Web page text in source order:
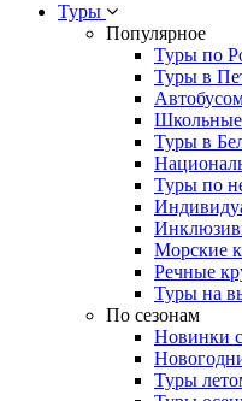
Туры
Популярное
Туры по
Туры в
Туры в
Туры по
Морские
Речные
Туры на
По сезонам
Новинки
Туры